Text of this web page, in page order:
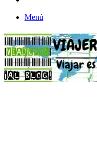
Menú